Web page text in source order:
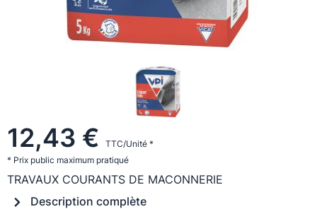
12,43 €
TTC/Unité *
* Prix public maximum pratiqué
TRAVAUX COURANTS DE MACONNERIE
Description complète